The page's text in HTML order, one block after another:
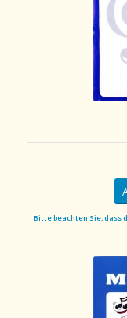
Bitte beachten Sie, dass